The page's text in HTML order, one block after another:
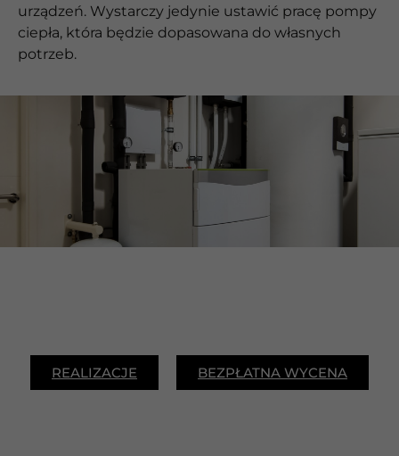
urządzeń. Wystarczy jedynie ustawić pracę pompy
ciepła, która będzie dopasowana do własnych
potrzeb.
REALIZACJE BEZPŁATNA WYCENA